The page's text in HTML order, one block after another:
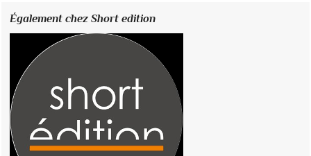
Également chez Short edition